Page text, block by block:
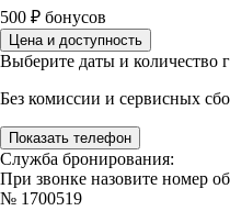
500 ₽ бонусов
Цена и доступность
Выберите даты и количество
Без комиссии и сервисных
Показать телефон
Служба бронирования:
При звонке назовите номер
№ 1700519